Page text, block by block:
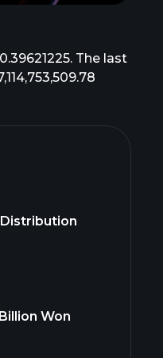
The last
Distribution
Won